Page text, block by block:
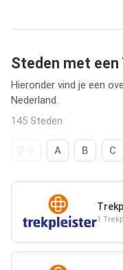
Steden met
Hieronder vind je een
Nederland.
145 Steden
A B C
1